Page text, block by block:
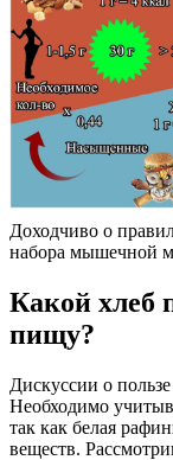
Доходчиво о
набора
Какой хлеб
пищу?
Дискуссии о
Необходимо
так как белая
веществ.